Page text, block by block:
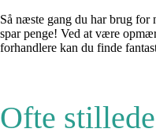
Så næste gang du har brug for
spar penge! Ved at være
forhandlere kan du finde
Ofte